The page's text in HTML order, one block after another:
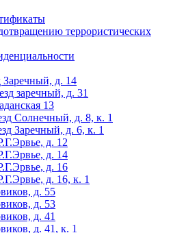
террористических
д. 14
заречный, д. 31
13
Солнечный, д. 8, к. 1
Заречный, д. 6, к. 1
д. 12
д. 14
д. 16
д. 16, к. 1
д. 55
д. 53
д. 41
д. 41, к. 1